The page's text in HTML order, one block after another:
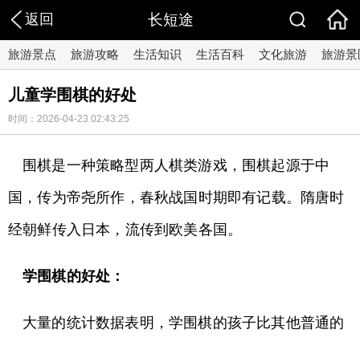
返回 长短途
旅游景点 旅游攻略 生活知识 生活百科 文化旅游 旅游景
儿童学围棋的好处
时间：2026-04-23 02:43:25
围棋是一种策略型两人棋类游戏，围棋起源于中
国，传为帝尧所作，春秋战国时期即有记载。隋唐时
经朝鲜传入日本，流传到欧美各国。
学围棋的好处：
大量的统计数据表明，学围棋的孩子比其他普通的